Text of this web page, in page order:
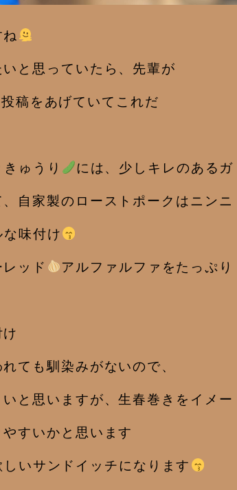
と思っていたら、先輩が
稿をあげていてこれだ
ゅうり には、少しキレのあるガ
自家製のローストポークはニンニ
味付け
ッド アルファルファをたっぷり
ても馴染みがないので、
と思いますが、生春巻きをイメー
すいかと思います
いサンドイッチになります